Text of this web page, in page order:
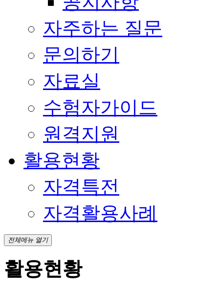
자주하는 질문
문의하기
자료실
수험자가이드
원격지원
활용현황
자격특전
자격활용사례
전체메뉴 열기
활용현황